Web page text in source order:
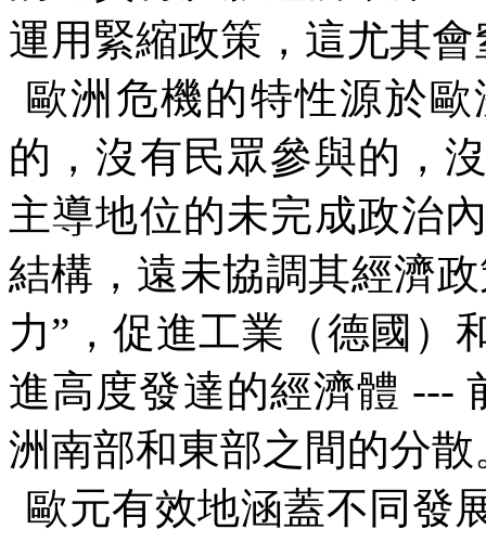
運用緊縮政策，這尤其
歐洲危機的特性源於
的，沒有民眾參與的，
主導地位的未完成政治
結構，遠未協調其經濟
力” ，促進工業（德國）
進高度發達的經濟體 ---
洲南部和東部之間的分散
歐元有效地涵蓋不同發